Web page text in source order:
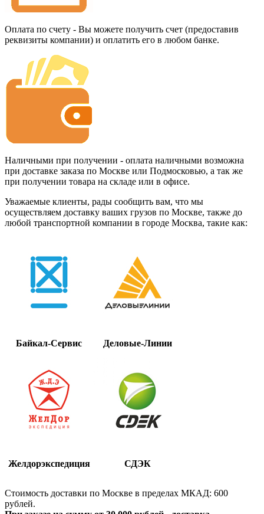
Оплата по счету - Вы можете получить счет (предоставив
реквизиты компании) и оплатить его в любом банке.
Наличными при получении - оплата наличными возможна
при доставке заказа по Москве или Подмосковью, а так же
при получении товара на складе или в офисе.
Уважаемые клиенты, рады сообщить вам, что мы
осуществляем доставку ваших грузов по Москве, также до
любой транспортной компании в городе Москва, такие как:
Байкал-Сервис Деловые-Линии
Желдорэкспедиция СДЭК
Стоимость доставки по Москве в пределах МКАД: 600
рублей.